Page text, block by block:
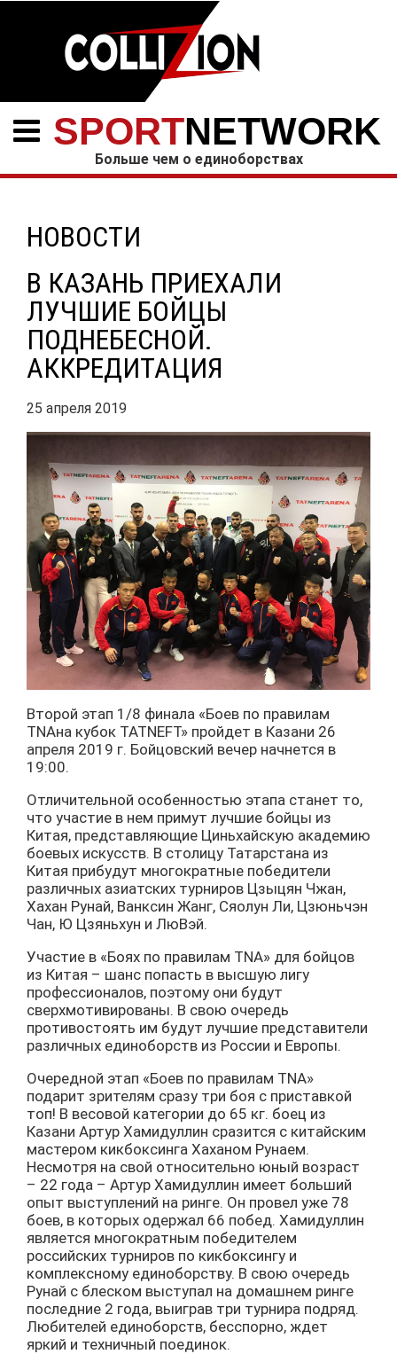
SPORTNETWORK
Больше чем о единоборствах
НОВОСТИ
В КАЗАНЬ ПРИЕХАЛИ
ЛУЧШИЕ БОЙЦЫ
ПОДНЕБЕСНОЙ.
АККРЕДИТАЦИЯ
25 апреля 2019
Второй этап 1/8 финала «Боев по правилам
TNAна кубок TATNEFT» пройдет в Казани 26
апреля 2019 г. Бойцовский вечер начнется в
19:00.
Отличительной особенностью этапа станет то,
что участие в нем примут лучшие бойцы из
Китая, представляющие Циньхайскую академию
боевых искусств. В столицу Татарстана из
Китая прибудут многократные победители
различных азиатских турниров Цзыцян Чжан,
Хахан Рунай, Ванксин Жанг, Сяолун Ли, Цзюньчэн
Чан, Ю Цзяньхун и ЛюВэй.
Участие в «Боях по правилам TNA» для бойцов
из Китая – шанс попасть в высшую лигу
профессионалов, поэтому они будут
сверхмотивированы. В свою очередь
противостоять им будут лучшие представители
различных единоборств из России и Европы.
Очередной этап «Боев по правилам TNA»
подарит зрителям сразу три боя с приставкой
топ! В весовой категории до 65 кг. боец из
Казани Артур Хамидуллин сразится с китайским
мастером кикбоксинга Хаханом Рунаем.
Несмотря на свой относительно юный возраст
– 22 года – Артур Хамидуллин имеет больший
опыт выступлений на ринге. Он провел уже 78
боев, в которых одержал 66 побед. Хамидуллин
является многократным победителем
российских турниров по кикбоксингу и
комплексному единоборству. В свою очередь
Рунай с блеском выступал на домашнем ринге
последние 2 года, выиграв три турнира подряд.
Любителей единоборств, бесспорно, ждет
яркий и техничный поединок.